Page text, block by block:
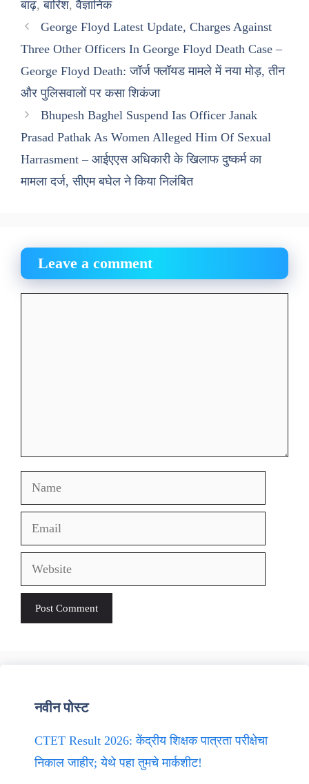
बाढ़,बारिश,वैज्ञानिक
George Floyd Latest Update, Charges Against
Three Other Officers In George Floyd Death Case –
George Floyd Death: जॉर्ज फ्लॉयड मामले में नया मोड़, तीन
और पुलिसवालों पर कसा शिकंजा
Bhupesh Baghel Suspend Ias Officer Janak
Prasad Pathak As Women Alleged Him Of Sexual
Harrasment – आईएएस अधिकारी के खिलाफ दुष्कर्म का
मामला दर्ज, सीएम बघेल ने किया निलंबित
Leave a comment
Name
Email
Website
नवीन पोस्ट
CTET Result 2026: केंद्रीय शिक्षक पात्रता परीक्षेचा
निकाल जाहीर; येथे पहा तुमचे मार्कशीट!